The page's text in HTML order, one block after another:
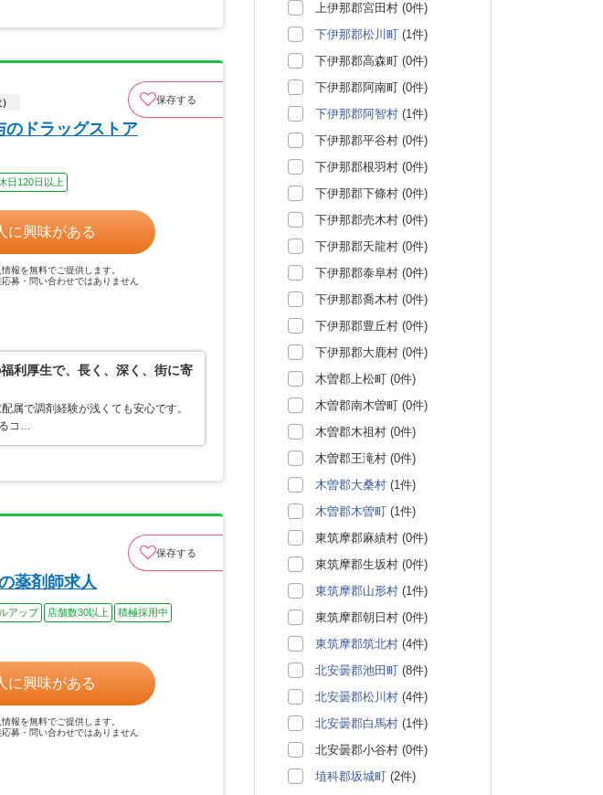
保存する
のドラッグストア
日120日以上
に興味がある
報を無料でご提供します。
募・問い合わせではありません
利厚生で、長く、深く、街に寄
属で調剤経験が浅くても安心です。
コ…
保存する
薬剤師求人
アップ 店舗数30以上
積極採用中
に興味がある
報を無料でご提供します。
募・問い合わせではありません
上伊那郡宮田村 (0件)
下伊那郡松川町 (1件)
下伊那郡高森町 (0件)
下伊那郡阿南町 (0件)
下伊那郡阿智村 (1件)
下伊那郡平谷村 (0件)
下伊那郡根羽村 (0件)
下伊那郡下條村 (0件)
下伊那郡売木村 (0件)
下伊那郡天龍村 (0件)
下伊那郡泰阜村 (0件)
下伊那郡喬木村 (0件)
下伊那郡豊丘村 (0件)
下伊那郡大鹿村 (0件)
木曽郡上松町 (0件)
木曽郡南木曽町 (0件)
木曽郡木祖村 (0件)
木曽郡王滝村 (0件)
木曽郡大桑村 (1件)
木曽郡木曽町 (1件)
東筑摩郡麻績村 (0件)
東筑摩郡生坂村 (0件)
東筑摩郡山形村 (1件)
東筑摩郡朝日村 (0件)
東筑摩郡筑北村 (4件)
北安曇郡池田町 (8件)
北安曇郡松川村 (4件)
北安曇郡白馬村 (1件)
北安曇郡小谷村 (0件)
埴科郡坂城町 (2件)